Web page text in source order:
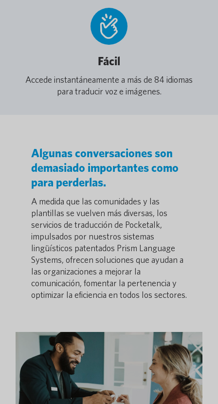
Fácil
Accede instantáneamente a más de 84 idiomas
para traducir voz e imágenes.
Algunas conversaciones son
demasiado importantes como
para perderlas.
A medida que las comunidades y las
plantillas se vuelven más diversas, los
servicios de traducción de Pocketalk,
impulsados por nuestros sistemas
lingüísticos patentados Prism Language
Systems, ofrecen soluciones que ayudan a
las organizaciones a mejorar la
comunicación, fomentar la pertenencia y
optimizar la eficiencia en todos los sectores.